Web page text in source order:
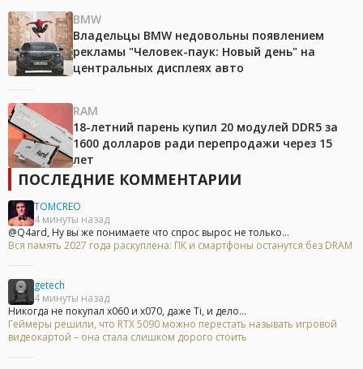
BMW
Владельцы BMW недовольны появлением
рекламы "Человек-паук: Новый день" на
центральных дисплеях авто
RAM
18-летний парень купил 20 модулей DDR5 за
1600 долларов ради перепродажи через 15
лет
ПОСЛЕДНИЕ КОММЕНТАРИИ
TOMCREO
4 минуты назад
@Q4ard, Ну вы же понимаете что спрос вырос не только...
Вся память 2027 года раскуплена: ПК и смартфоны останутся без DRAM
getech
4 минуты назад
Никогда не покупал x060 и x070, даже Ti, и дело...
Геймеры решили, что RTX 5090 можно перестать называть игровой
видеокартой – она стала слишком дорого стоить